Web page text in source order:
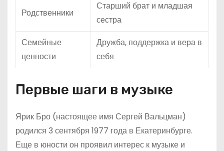
Родственники
Старший брат и младшая
сестра
Семейные
ценности
Дружба, поддержка и вера в
себя
Первые шаги в музыке
Ярик Бро (настоящее имя Сергей Вальцман)
родился 3 сентября 1977 года в Екатеринбурге.
Еще в юности он проявил интерес к музыке и